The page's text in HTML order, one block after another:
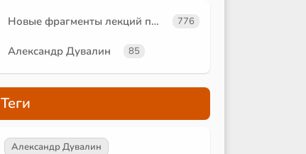
Новые фрагменты лекций преподавателей oum.ru 776
Александр Дувалин 85
Теги
Александр Дувалин